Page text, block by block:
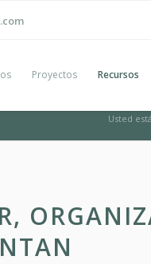
Proyectos Recursos
Usted